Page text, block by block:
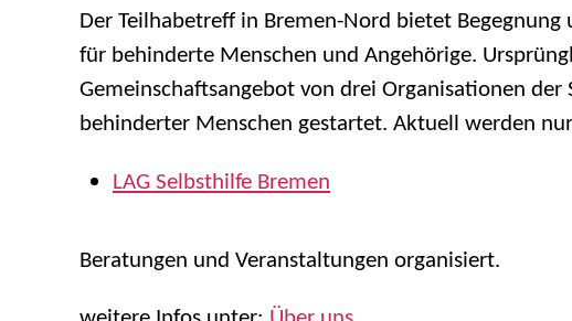
Der Teilhabetreff in Bremen-Nord bietet Begegnung
für behinderte Menschen und Angehörige.
Gemeinschaftsangebot von drei Organisationen der
behinderter Menschen gestartet. Aktuell werden
LAG Selbsthilfe Bremen
Beratungen und Veranstaltungen organisiert.